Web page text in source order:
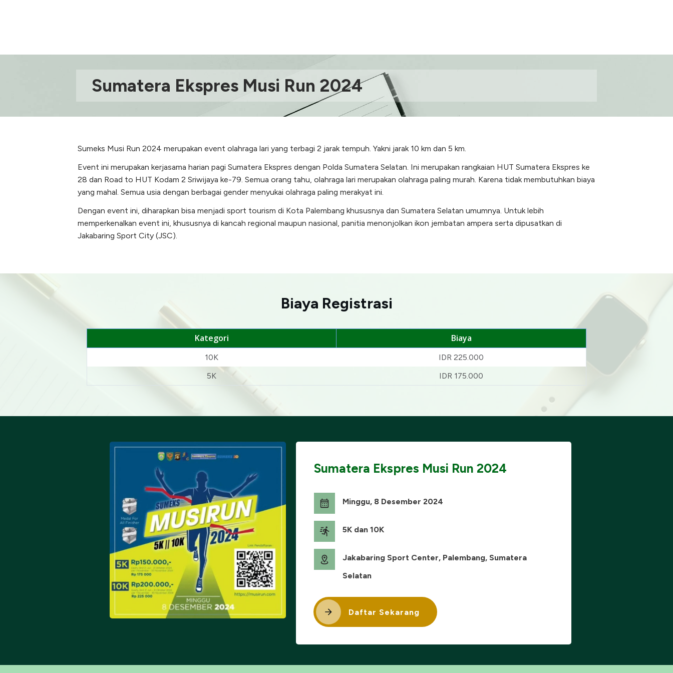
Sumatera Ekspres Musi Run 2024
Sumeks Musi Run 2024 merupakan event olahraga lari yang terbagi 2 jarak tempuh. Yakni jarak 10 km dan 5 km.
Event ini merupakan kerjasama harian pagi Sumatera Ekspres dengan Polda Sumatera Selatan. Ini merupakan rangkaian HUT Sumatera Ekspres ke
28 dan Road to HUT Kodam 2 Sriwijaya ke-79. Semua orang tahu, olahraga lari merupakan olahraga paling murah. Karena tidak membutuhkan biaya
yang mahal. Semua usia dengan berbagai gender menyukai olahraga paling merakyat ini.
Dengan event ini, diharapkan bisa menjadi sport tourism di Kota Palembang khususnya dan Sumatera Selatan umumnya. Untuk lebih
memperkenalkan event ini, khususnya di kancah regional maupun nasional, panitia menonjolkan ikon jembatan ampera serta dipusatkan di
Jakabaring Sport City (JSC).
Biaya Registrasi
Kategori Biaya
10K
IDR 225.000
5K
IDR 175.000
Sumatera Ekspres Musi Run 2024
Minggu, 8 Desember 2024
5K dan 10K
Jakabaring Sport Center, Palembang, Sumatera
Selatan
Daftar Sekarang